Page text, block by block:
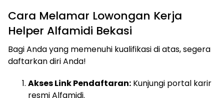
Cara Melamar Lowongan Kerja
Helper Alfamidi Bekasi
Bagi Anda yang memenuhi kualifikasi di atas, segera
daftarkan diri Anda!
Akses Link Pendaftaran: Kunjungi portal karir
resmi Alfamidi.